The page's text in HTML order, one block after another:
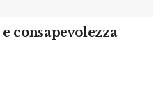
consapevolezza